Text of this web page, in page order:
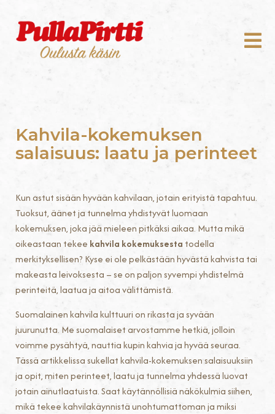
Kahvila-kokemuksen
salaisuus: laatu ja perinteet
Kun astut sisään hyvään kahvilaan, jotain erityistä tapahtuu.
Tuoksut, äänet ja tunnelma yhdistyvät luomaan
kokemuksen, joka jää mieleen pitkäksi aikaa. Mutta mikä
oikeastaan tekee kahvila kokemuksesta todella
merkityksellisen? Kyse ei ole pelkästään hyvästä kahvista tai
makeasta leivoksesta – se on paljon syvempi yhdistelmä
perinteitä, laatua ja aitoa välittämistä.
Suomalainen kahvila kulttuuri on rikasta ja syvään
juurunutta. Me suomalaiset arvostamme hetkiä, jolloin
voimme pysähtyä, nauttia kupin kahvia ja hyvää seuraa.
Tässä artikkelissa sukellat kahvila-kokemuksen salaisuuksiin
ja opit, miten perinteet, laatu ja tunnelma yhdessä luovat
jotain ainutlaatuista. Saat käytännöllisiä näkökulmia siihen,
mikä tekee kahvilakäynnistä unohtumattoman ja miksi